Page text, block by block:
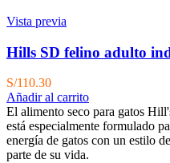
Vista previa
Hills SD felino adulto
S/110.30
Añadir al carrito
El alimento seco para gatos
está especialmente formulado
energía de gatos con un estilo
parte de su vida.